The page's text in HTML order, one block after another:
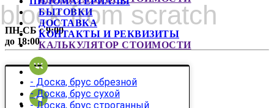
block from scratch
ПН-СБ с 9:00
до 18:00
БЫТОВКИ
ДОСТАВКА
КОНТАКТЫ И РЕКВИЗИТЫ
КАЛЬКУЛЯТОР СТОИМОСТИ
- Доска, брус обрезной
- Доска, брус сухой
- Доска, брус строганный